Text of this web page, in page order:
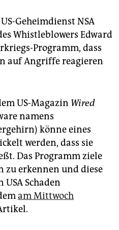
Geheimdienst NSA
Whistleblowers Edward
Programm, dass
auf Angriffe reagieren
US-Magazin Wired
namens
könne eines
werden, dass sie
Das Programm ziele
zu erkennen und diese
Schaden
am Mittwoch